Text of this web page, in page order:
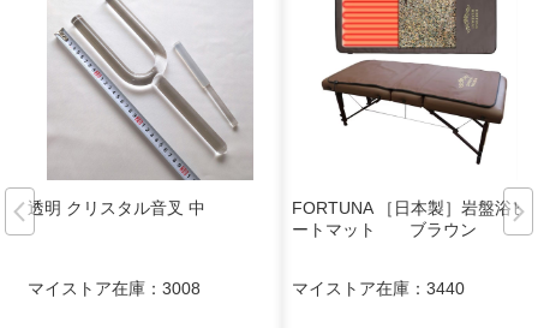
透明 クリスタル音叉 中
マイストア在庫： 3008
FORTUNA ［日本製］岩盤浴ヒ
ートマット ブラウン
マイストア在庫： 3440